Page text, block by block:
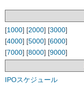
[1000] [2000] [3000]
[4000] [5000] [6000]
[7000] [8000] [9000]
IPOスケジュール